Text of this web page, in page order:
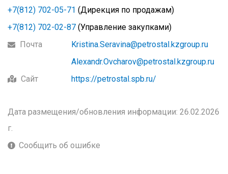
+7(812) 702-05-71 (Дирекция по продажам)
+7(812) 702-02-87 (Управление закупками)
Почта
Kristina.Seravina@petrostal.kzgroup.ru
Alexandr.Ovcharov@petrostal.kzgroup.ru
Сайт
https://petrostal.spb.ru/
Дата размещения/обновления информации: 26.02.2026
г.
Сообщить об ошибке